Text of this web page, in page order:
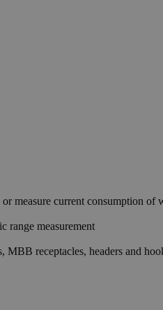
current consumption of
range measurement
MBB receptacles, headers and